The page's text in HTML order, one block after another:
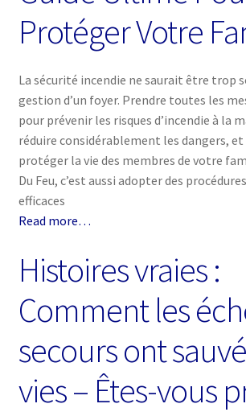
Protéger Votre
La sécurité incendie ne saurait être trop
gestion d’un foyer. Prendre toutes les
pour prévenir les risques d’incendie à la
réduire considérablement les dangers,
protéger la vie des membres de votre
Du Feu, c’est aussi adopter des
efficaces
Read more…
Histoires vraies :
Comment les
secours ont
vies – Êtes-vous